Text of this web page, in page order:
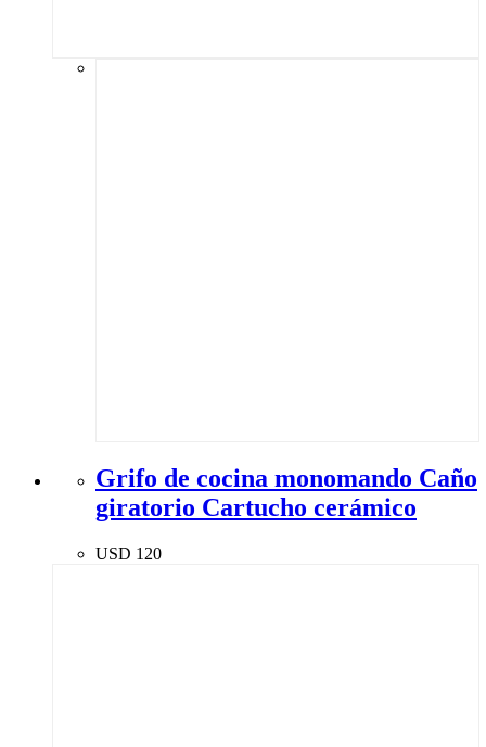
Grifo de cocina monomando Caño
giratorio Cartucho cerámico
USD 120